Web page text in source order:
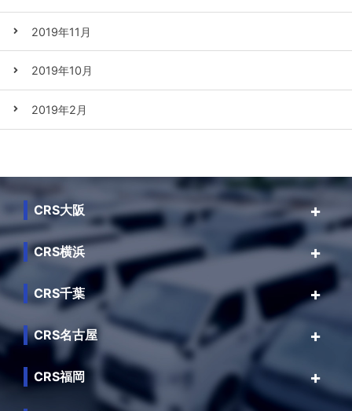
2019年11月
2019年10月
2019年2月
CRS大阪
CRS横浜
CRS千葉
CRS名古屋
CRS福岡